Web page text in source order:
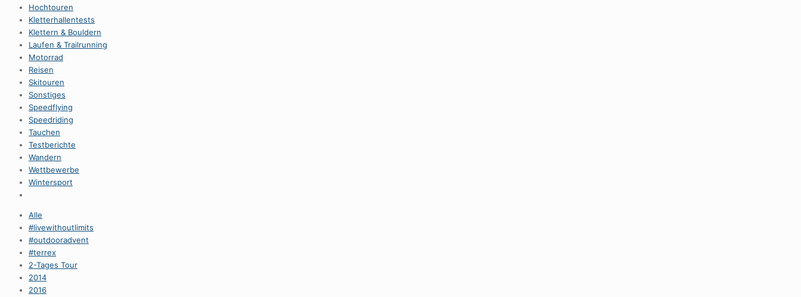
Hochtouren
Kletterhallentests
Klettern & Bouldern
Laufen & Trailrunning
Motorrad
Reisen
Skitouren
Sonstiges
Speedflying
Speedriding
Tauchen
Testberichte
Wandern
Wettbewerbe
Wintersport
Alle
#livewithoutlimits
#outdooradvent
#terrex
2-Tages Tour
2014
2016